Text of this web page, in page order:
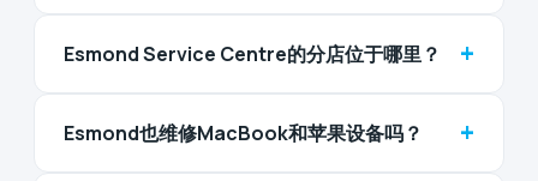
Esmond Service Centre的分店位于哪里？ +
Esmond也维修MacBook和苹果设备吗？ +